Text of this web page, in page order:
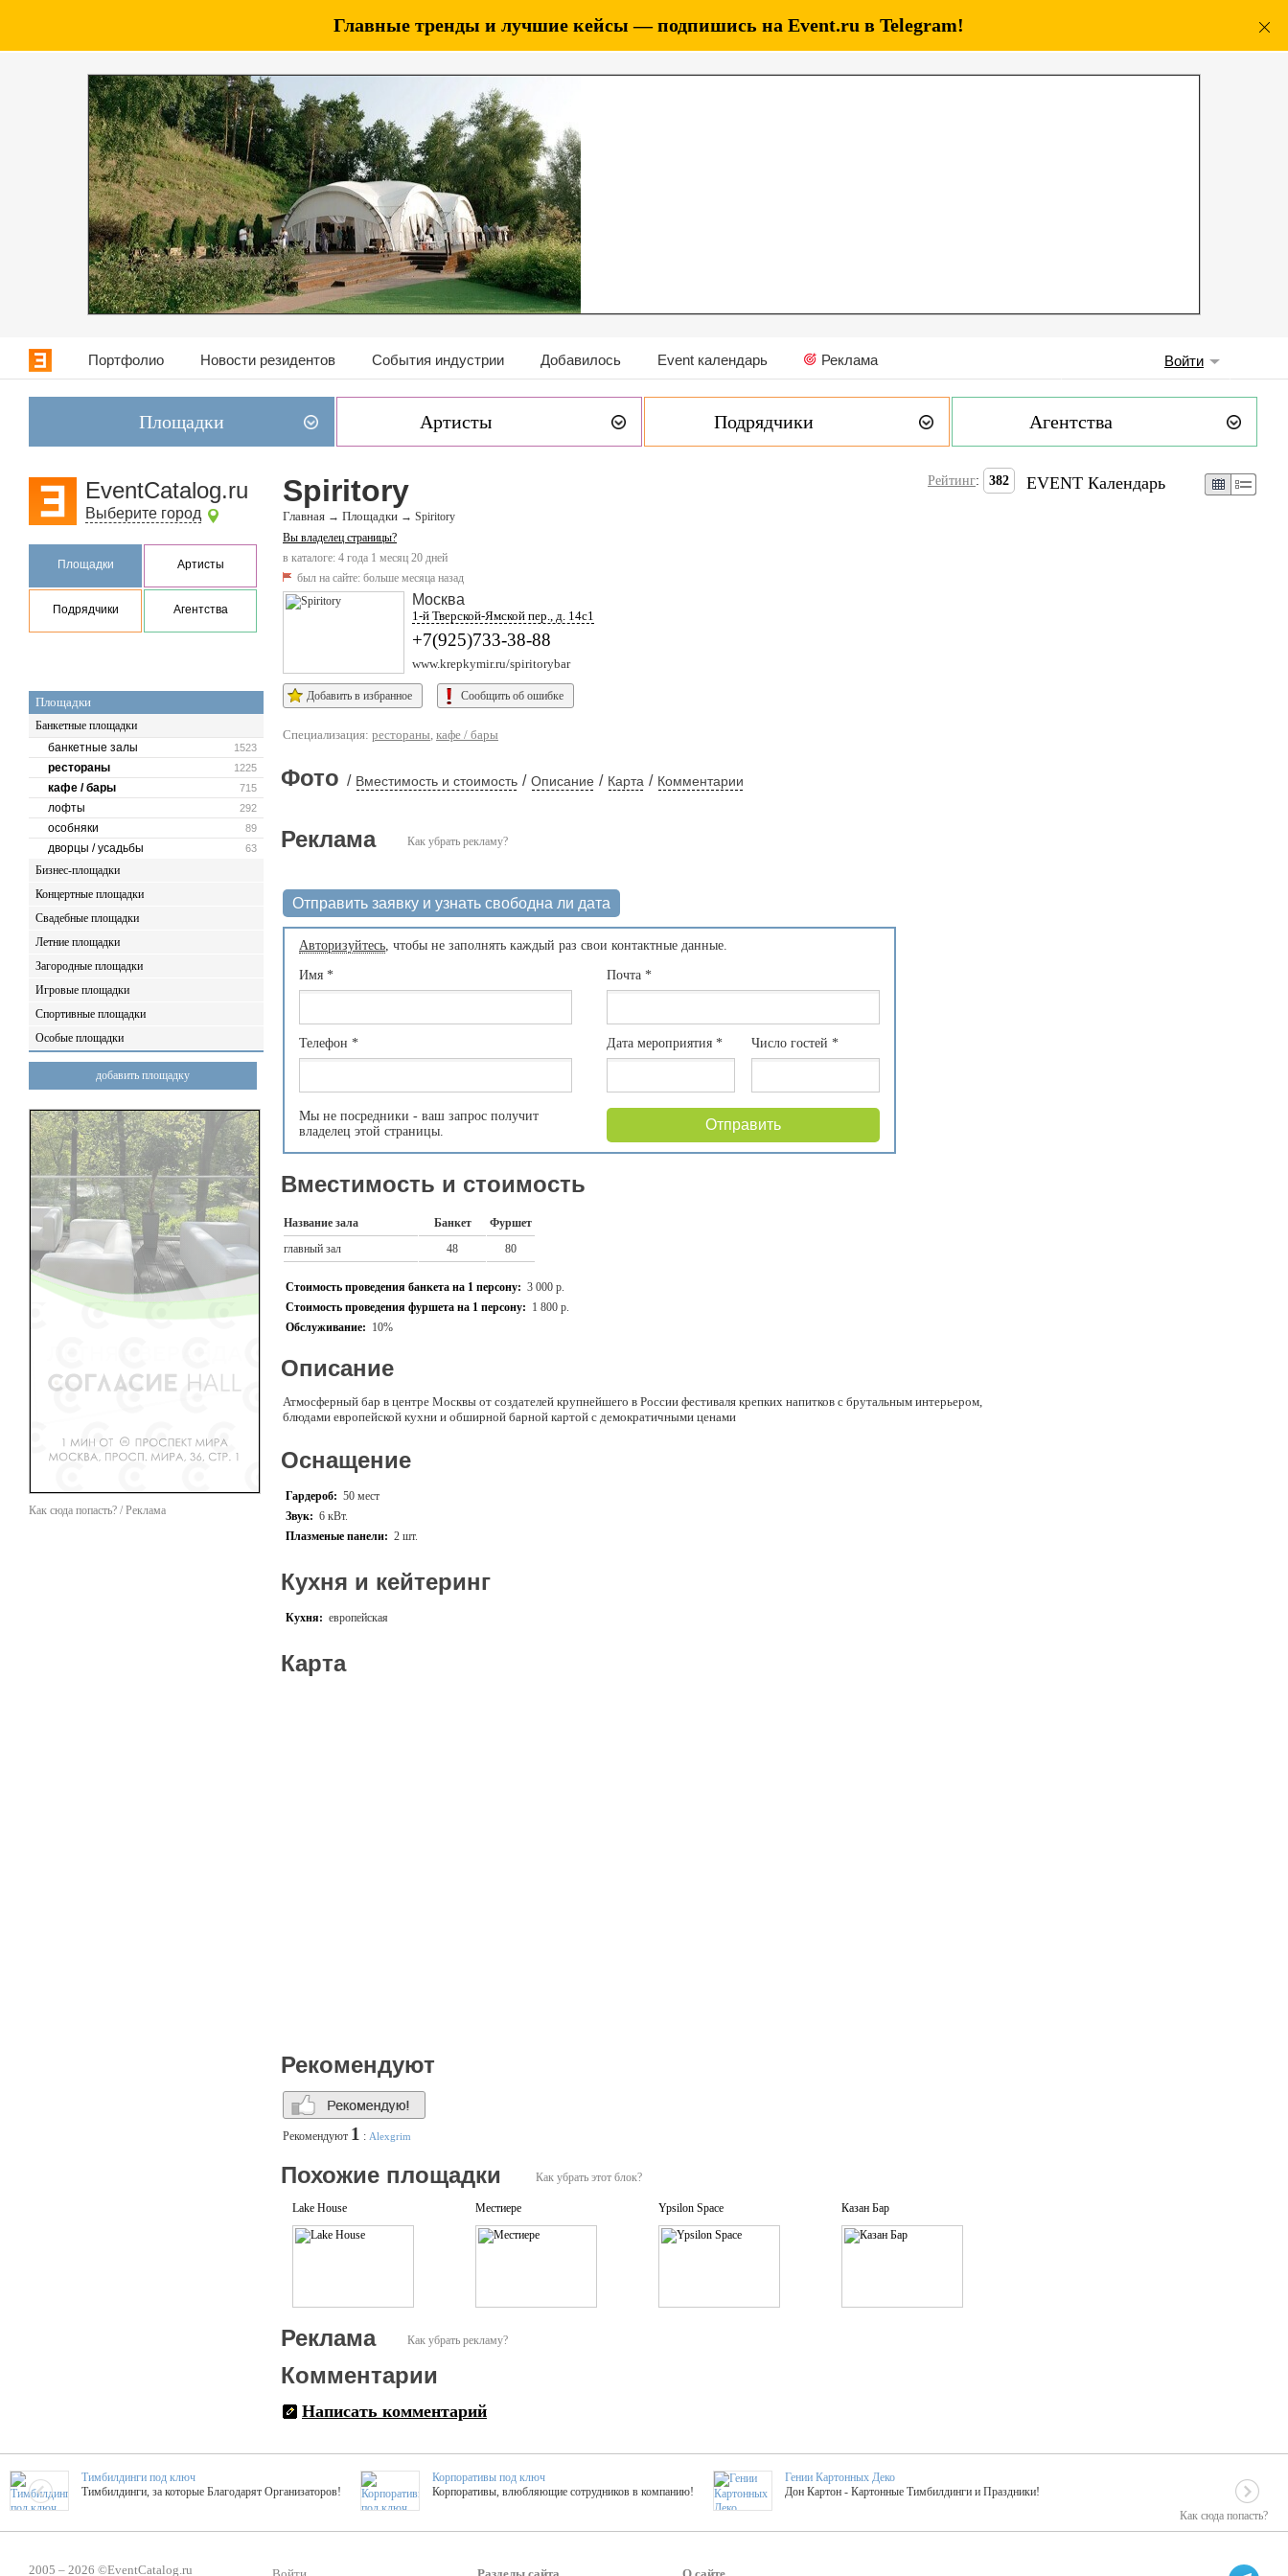
Главные тренды и лучшие кейсы — подпишись на Event.ru в Telegram!
Портфолио Новости резидентов События индустрии Добавилось Event календарь Реклама Войти
Площадки Артисты Подрядчики Агентства
EventCatalog.ru
Выберите город
Площадки Артисты
Подрядчики Агентства
Площадки
Банкетные площадки
1523
банкетные залы
1225
рестораны
715
кафе / бары
292
лофты
89
особняки
63
дворцы / усадьбы
Бизнес-площадки
Концертные площадки
Свадебные площадки
Летние площадки
Загородные площадки
Игровые площадки
Спортивные площадки
Особые площадки
добавить площадку
Как сюда попасть? / Реклама
Spiritory
Главная → Площадки → Spiritory
Вы владелец страницы?
в каталоге: 4 года 1 месяц 20 дней
был на сайте: больше месяца назад
Рейтинг: 382
Москва
1-й Тверской-Ямской пер., д. 14с1
+7(925)733-38-88
www.krepkymir.ru/spiritorybar
Добавить в избранное Сообщить об ошибке
Специализация: рестораны, кафе / бары
Фото / Вместимость и стоимость / Описание / Карта / Комментарии
Как убрать рекламу?
Реклама
Отправить заявку и узнать свободна ли дата
Авторизуйтесь, чтобы не заполнять каждый раз свои контактные данные.
Имя *
Телефон *
Мы не посредники - ваш запрос получит
владелец этой страницы.
Почта*
Дата мероприятия* Число гостей*
Отправить
Вместимость и стоимость
Название зала Банкет
Фуршет
главный зал
48 80
Стоимость проведения банкета на 1 персону: 3 000 р.
Стоимость проведения фуршета на 1 персону: 1 800 р.
Обслуживание: 10%
Описание
Атмосферный бар в центре Москвы от создателей крупнейшего в России фестиваля крепких напитков с брутальным интерьером,
блюдами европейской кухни и обширной барной картой с демократичными ценами
Оснащение
Гардероб: 50 мест
Звук: 6 кВт.
Плазменые панели: 2 шт.
Кухня и кейтеринг
Кухня: европейская
Карта
Рекомендуют
Рекомендуют 1 : Alexgrim
Как убрать этот блок?
Похожие площадки
Lake House Местиере Ypsilon Space Казан Бар
Как убрать рекламу?
Реклама
Комментарии
Написать комментарий
EVENT Календарь
Как сюда попасть?
Тимбилдинги под ключ
Тимбилдинги, за которые Благодарят Организаторов!
Корпоративы под ключ
Корпоративы, влюбляющие сотрудников в компанию!
Гении Картонных Деко
Дон Картон - Картонные Тимбилдинги и Праздники!
ТОПовые мастер-классы на мероприятие! Гибкие цены!
2005 – 2026 ©EventCatalog.ru